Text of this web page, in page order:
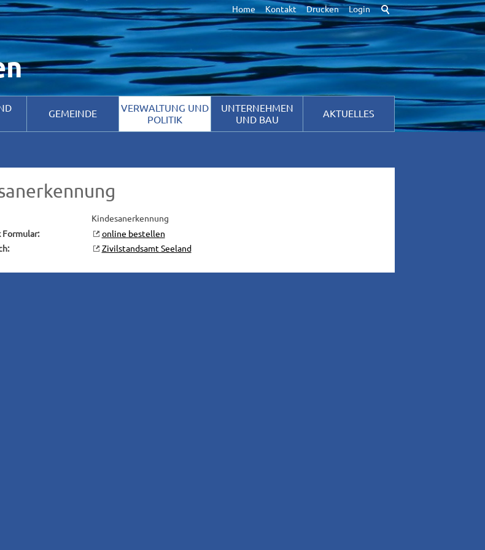
und fortlaufend verbessern zu können, verwenden wir Cookies. Durch die weitere Nutzung der Webseite stimmen Sie der
hierzu erhalten Sie in unserenDatenschutzinformationen [x]
Home Kontakt Drucken Login
GEMEINDE
VERWALTUNG UND
POLITIK
UNTERNEHMEN
UND BAU
AKTUELLES
Kindesanerkennung
Formular:
online bestellen
Zivilstandsamt Seeland